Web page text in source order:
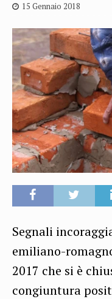
15 Gennaio 2018
Segnali
emiliano-
2017 che si è
congiuntura